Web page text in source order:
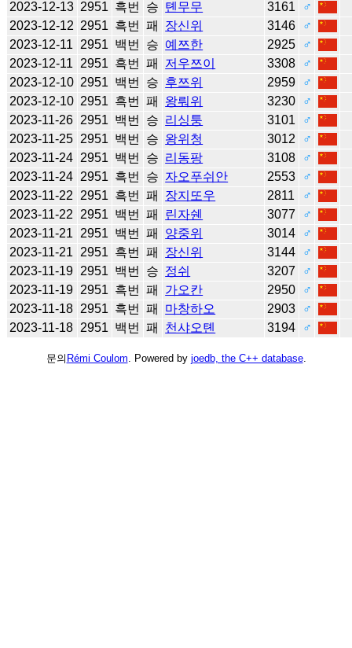
2023-12-13 2951 흑번 승 톈무무 3161
♂
2023-12-12 2951 흑번 패 장신위 3146
♂
2023-12-11
2951 백번 승 예쯔한 2925
♂
2023-12-11
2951 흑번 패 저우쯔이 3308
♂
2023-12-10 2951 백번 승 후쯔위 2959
♂
2023-12-10 2951 흑번 패 왕뤄위 3230
♂
2023-11-26 2951 백번 승 리싱퉁 3101
♂
2023-11-25 2951 백번 승 왕위청 3012
♂
2023-11-24 2951 백번 승 리동팡 3108
♂
2023-11-24 2951 흑번 승 자오푸쉬안 2553
♂
2023-11-22
2951 흑번 패 장지또우 2811
♂
2023-11-22
2951 백번 패 린자쉔 3077
♂
2023-11-21
2951 백번 패 양중위 3014
♂
2023-11-21
2951 흑번 패 장신위 3144
♂
2023-11-19 2951 백번 승 정쉬 3207
♂
2023-11-19 2951 흑번 패 가오칸 2950
♂
2023-11-18 2951 흑번 패 마창하오 2903
♂
2023-11-18 2951 백번 패 천샤오톈 3194 ♂
문의 Rémi Coulom . Powered by joedb, the C++ database.